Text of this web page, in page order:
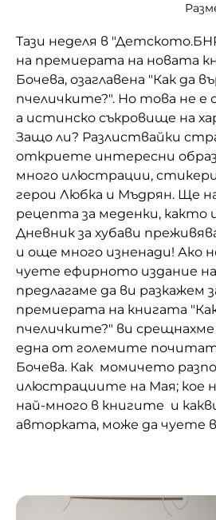
Непознатите думи
Като Айнщайн
Домашен любимец
Питаме Ви
До ре ми
Тази неделя в
на премиерата на новата
Бочева, озаглавена "Как да
пчеличките?". Но това не е
а истинско съкровище на
Защо ли? Разлиствайки
откриете интересни
много илюстрации,
герои Любка и Мъдрян. Ще
рецепта за меденки, както
Дневник за хубави
и още много изненади! Ако
чуете ефирното издание
предлагаме да ви разкажем
премиерата на книгата
пчеличките?" ви
една от големите
Бочева. Как момичето
илюстрациите на Мая; кое
най-много в книгите и
авторката, може да чуете в